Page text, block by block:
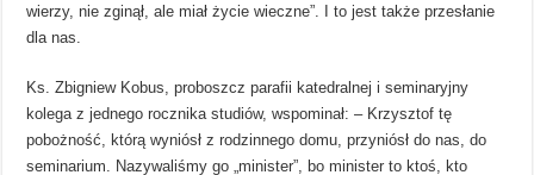
wierzy, nie zginął, ale miał życie wieczne”. I to jest także przesłanie
dla nas.
Ks. Zbigniew Kobus, proboszcz parafii katedralnej i seminaryjny
kolega z jednego rocznika studiów, wspominał: – Krzysztof tę
pobożność, którą wyniósł z rodzinnego domu, przyniósł do nas, do
seminarium. Nazywaliśmy go „minister”, bo minister to ktoś, kto